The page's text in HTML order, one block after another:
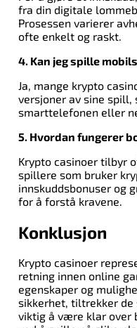
fra din digitale
Prosessen varierer
ofte enkelt og raskt.
4. Kan jeg spille
Ja, mange krypto
versjoner av sine
smarttelefonen eller
5. Hvordan fungerer
Krypto casinoer tilbyr
spillere som bruker
innskuddsbonuser og
for å forstå kravene.
Konklusjon
Krypto casinoer
retning innen online
egenskaper og
sikkerhet, tiltrekker
viktig å være klar over